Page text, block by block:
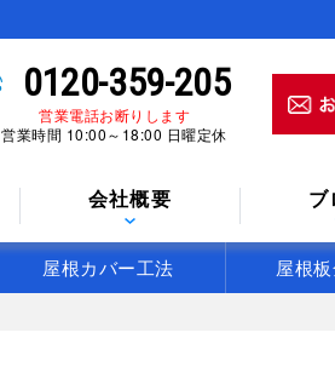
0120-359-205
営業電話お断りします
営業時間 10:00～18:00 日曜定休
会社概要 ブ
屋根カバー工法 屋根